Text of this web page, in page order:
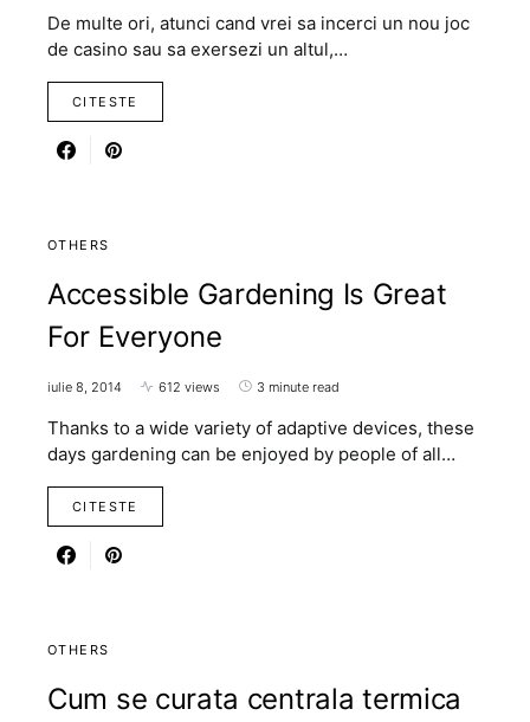
De multe ori, atunci cand vrei sa incerci un nou joc
de casino sau sa exersezi un altul,…
CITESTE
OTHERS
Accessible Gardening Is Great
For Everyone
iulie 8, 2014 612 views 3 minute read
Thanks to a wide variety of adaptive devices, these
days gardening can be enjoyed by people of all…
CITESTE
OTHERS
Cum se curata centrala termica